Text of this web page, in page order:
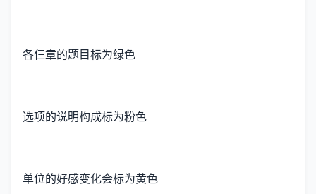
各仨章的题目标为绿色
选项的说明构成标为粉色
单位的好感变化会标为黄色